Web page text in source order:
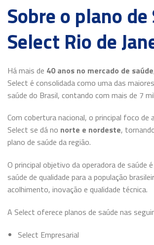
Sobre o plano de
Select Rio de
Há mais de 40 anos no mercado de saúde
Select é consolidada como uma das
saúde do Brasil, contando com mais de 7
Com cobertura nacional, o principal foco de
Select se dá no norte e nordeste,
plano de saúde da região.
O principal objetivo da operadora de saúde
saúde de qualidade para a população
acolhimento, inovação e qualidade técnica.
A Select oferece planos de saúde nas
Select Empresarial